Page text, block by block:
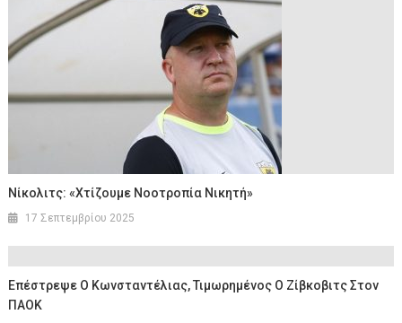
Νίκολιτς: «Χτίζουμε Νοοτροπία Νικητή»
17 Σεπτεμβρίου 2025
Επέστρεψε Ο Κωνσταντέλιας, Τιμωρημένος Ο Ζίβκοβιτς Στον
ΠΑΟΚ